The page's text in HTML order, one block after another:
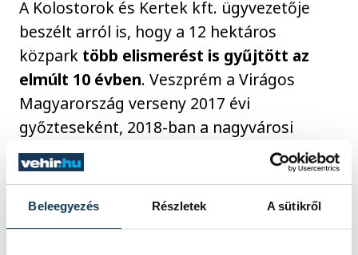
Beleegyezés Részletek A sütikről
A Kolostorok és Kertek kft. ügyvezetője
beszélt arról is, hogy a 12 hektáros
közpark több elismerést is gyűjtött az
elmúlt 10 évben. Veszprém a Virágos
Magyarország verseny 2017 évi
győzteseként, 2018-ban a nagyvárosi
kategóriában képviselte Magyarországot a
nemzetközi Entente Florale
környezetszépítő versenyben. Veszprém az
arany minősítés